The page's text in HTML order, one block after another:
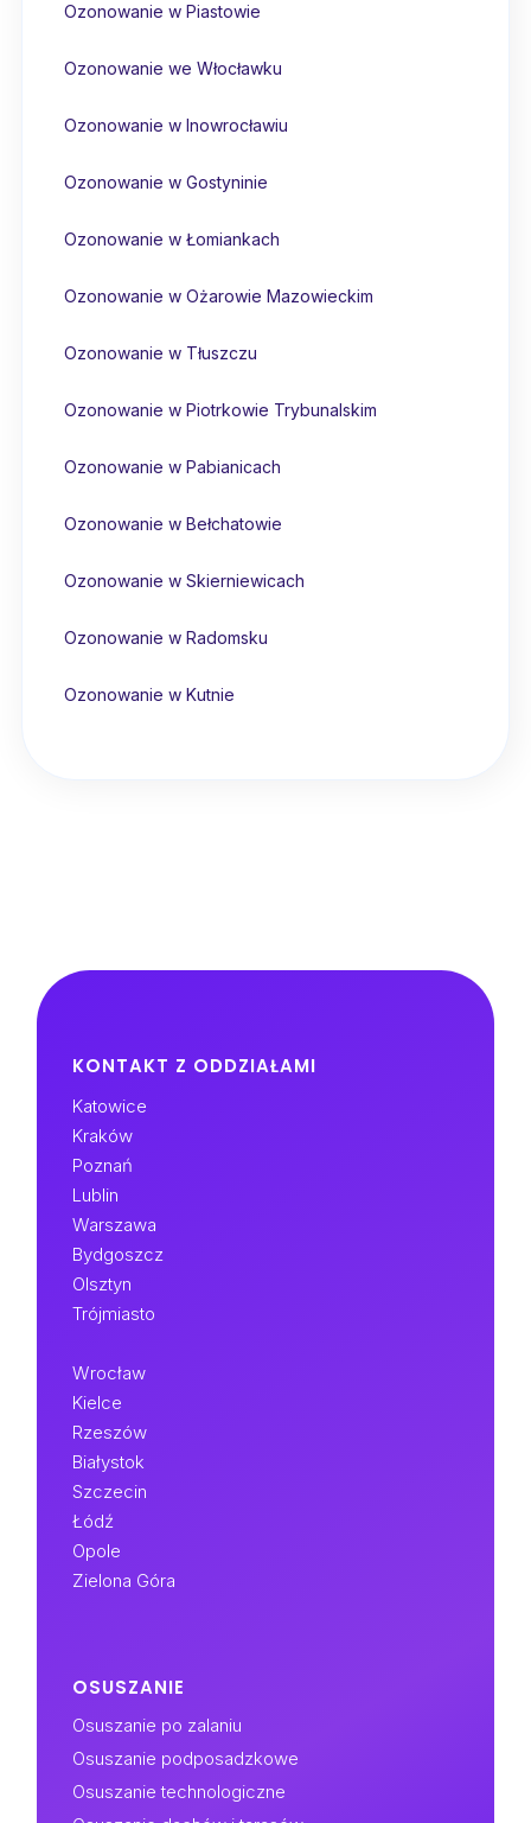
Ozonowanie w Piastowie
Ozonowanie we Włocławku
Ozonowanie w Inowrocławiu
Ozonowanie w Gostyninie
Ozonowanie w Łomiankach
Ozonowanie w Ożarowie Mazowieckim
Ozonowanie w Tłuszczu
Ozonowanie w Piotrkowie Trybunalskim
Ozonowanie w Pabianicach
Ozonowanie w Bełchatowie
Ozonowanie w Skierniewicach
Ozonowanie w Radomsku
Ozonowanie w Kutnie
KONTAKT Z ODDZIAŁAMI
Katowice
Kraków
Poznań
Lublin
Warszawa
Bydgoszcz
Olsztyn
Trójmiasto
Wrocław
Kielce
Rzeszów
Białystok
Szczecin
Łódź
Opole
Zielona Góra
OSUSZANIE
Osuszanie po zalaniu
Osuszanie podposadzkowe
Osuszanie technologiczne